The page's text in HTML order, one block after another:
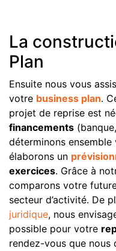
La
Plan
Ensuite nous vous
votre business plan.
projet de reprise est
financements
déterminons ensemble
élaborons un
exercices. Grâce à
comparons votre
secteur d’activité. De
juridique, nous
possible pour votre
rendez-vous que nous